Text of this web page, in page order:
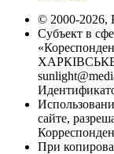
© 2000-2026,
Субъект в
ХАРКІВСЬКЕ
сайте,
При